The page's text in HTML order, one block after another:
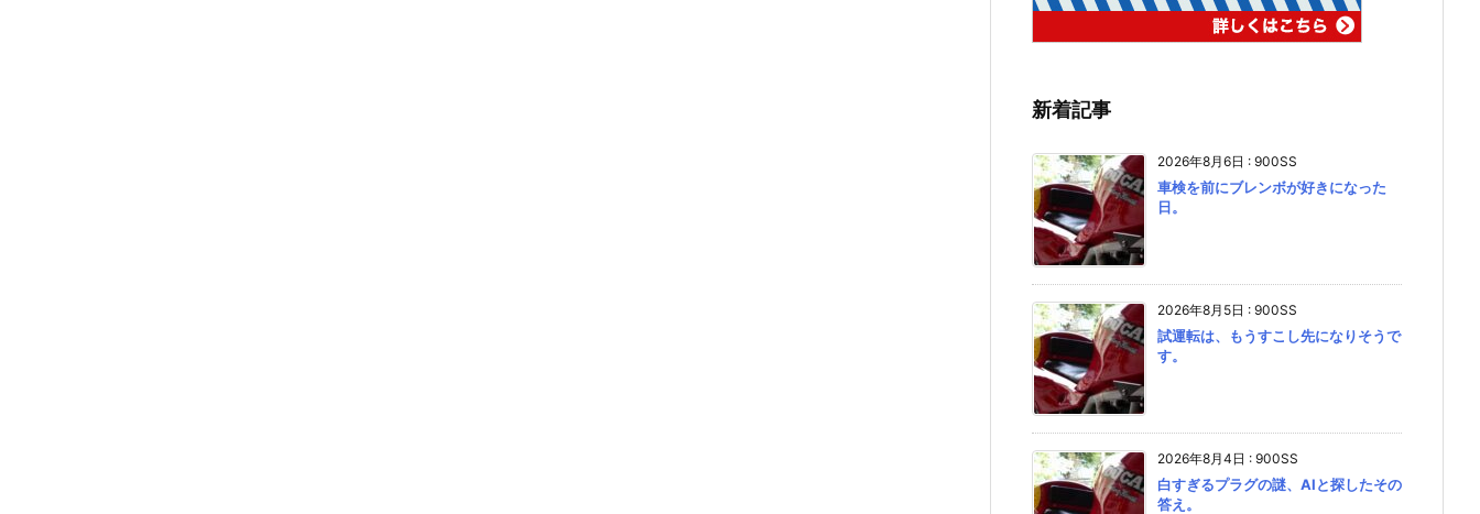
新着記事
2026年8月6日 : 900SS
車検を前にブレンボが好きになった
日。
2026年8月5日 : 900SS
試運転は、もうすこし先になりそうで
す。
2026年8月4日 : 900SS
白すぎるプラグの謎、AIと探したその
答え。